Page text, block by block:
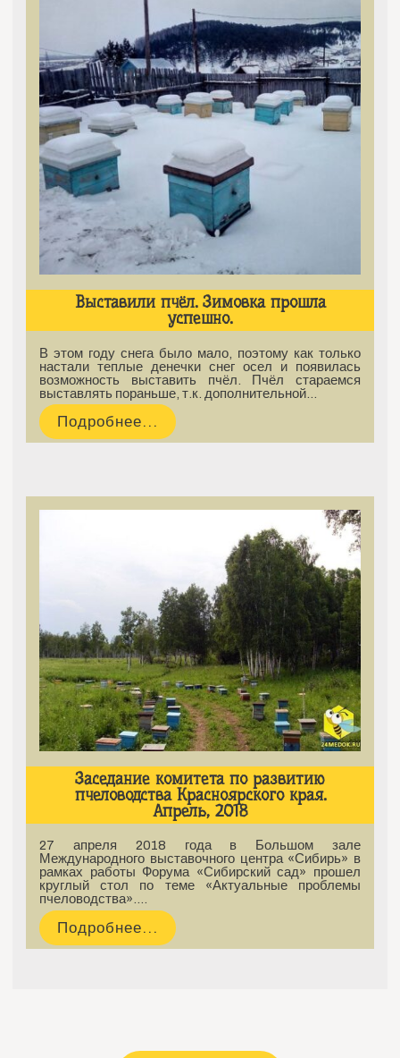
Выставили пчёл. Зимовка прошла
успешно.
В этом году снега было мало, поэтому как только
настали теплые денечки снег осел и появилась
возможность выставить пчёл. Пчёл стараемся
выставлять пораньше, т.к. дополнительной…
Подробнее...
Заседание комитета по развитию
пчеловодства Красноярского края.
Апрель, 2018
27 апреля 2018 года в Большом зале
Международного выставочного центра «Сибирь» в
рамках работы Форума «Сибирский сад» прошел
круглый стол по теме «Актуальные проблемы
пчеловодства».…
Подробнее...